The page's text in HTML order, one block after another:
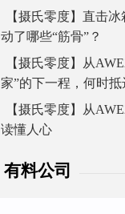
【摄氏零度】直击
动了哪些“筋骨”？
【摄氏零度】从
家”的下一程，何时抵
【摄氏零度】从
读懂人心
有料公司